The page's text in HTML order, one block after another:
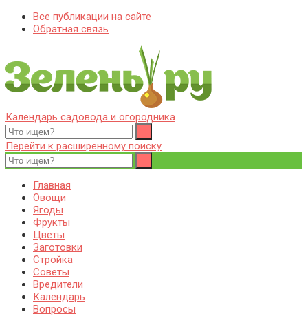
Все публикации на сайте
Обратная связь
Zelenj.ru – все про садоводство, земледелие, фермерство и
птицеводство
Особенности садоводства, земледелия, фермерства и
птицеводства. Выращивания культур, сбор и хранение урожая.
Уход за дачным участком, деревьями и кустами. Полезные
советы дачникам и садоводам
Календарь садовода и огородника
Перейти к расширенному поиску
Главная
Овощи
Ягоды
Фрукты
Цветы
Заготовки
Стройка
Советы
Вредители
Календарь
Вопросы